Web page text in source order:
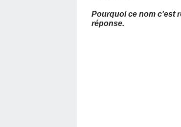
Pourquoi ce nom c'est
réponse.